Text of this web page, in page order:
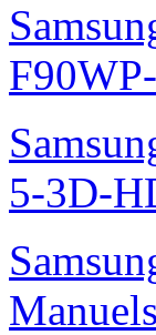
5-3D-
Manuels